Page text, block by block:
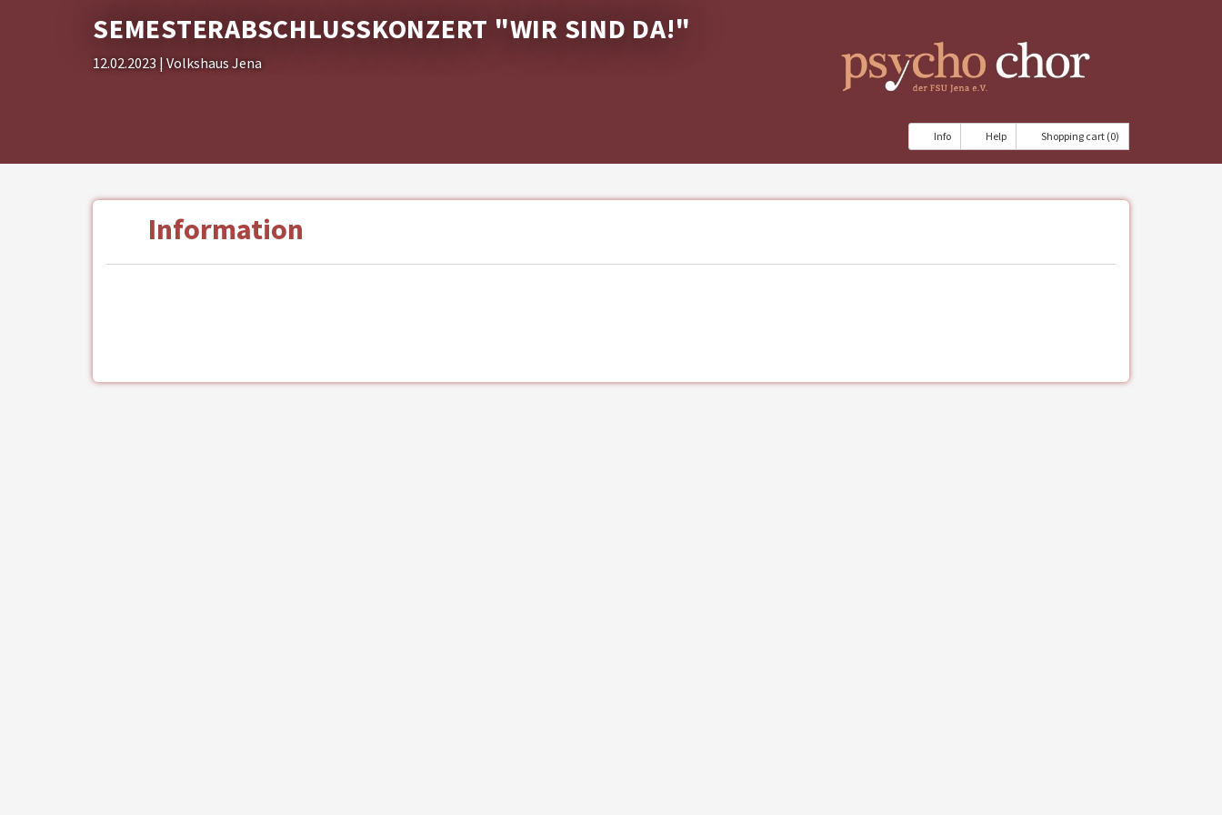
SEMESTERABSCHLUSSKONZERT "WIR SIND DA!"
12.02.2023 | Volkshaus Jena
Info Help Shopping cart (0)
Information